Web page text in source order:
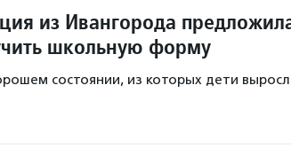
из Ивангорода
школьную форму
состоянии, из которых дети